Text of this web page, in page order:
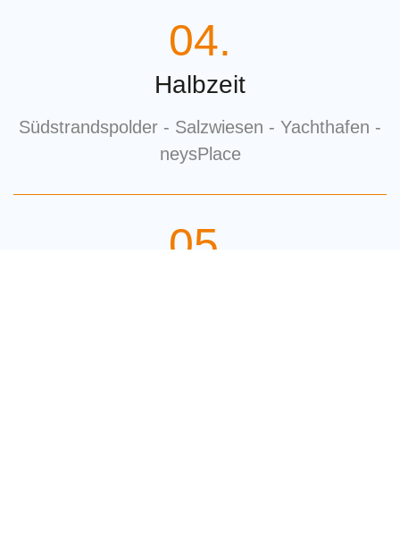
04.
Halbzeit
Südstrandspolder - Salzwiesen - Yachthafen -
neysPlace
05.